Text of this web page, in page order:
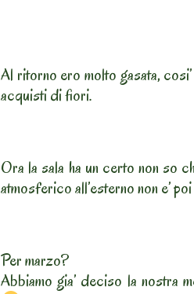
Al ritorno ero molto gasata,
acquisti di fiori.
Ora la sala ha un certo non so
atmosferico all’esterno non e’
Per marzo?
Abbiamo gia’ deciso la nostra